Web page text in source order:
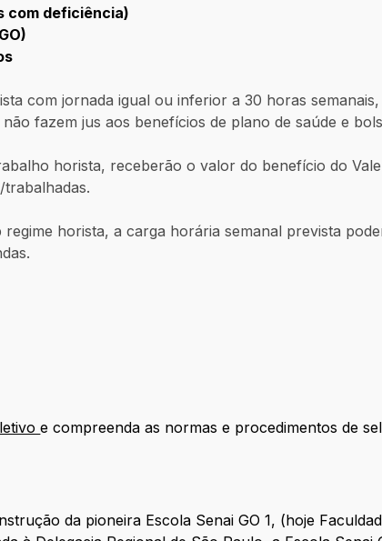
com deficiência)
com jornada igual ou inferior a 30 horas
fazem jus aos benefícios de plano de saúde e
horista, receberão o valor do benefício do
trabalhadas.
horista, a carga horária semanal prevista
e compreenda as normas e procedimentos de
da pioneira Escola Senai GO 1, (hoje